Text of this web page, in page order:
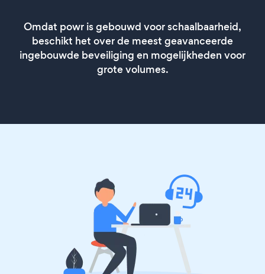
Omdat powr is gebouwd voor schaalbaarheid,
beschikt het over de meest geavanceerde
ingebouwde beveiliging en mogelijkheden voor
grote volumes.